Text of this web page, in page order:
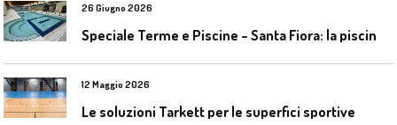
26 Giugno 2026
12 Maggio 2026
Le soluzioni Tarkett per le superfici sportive